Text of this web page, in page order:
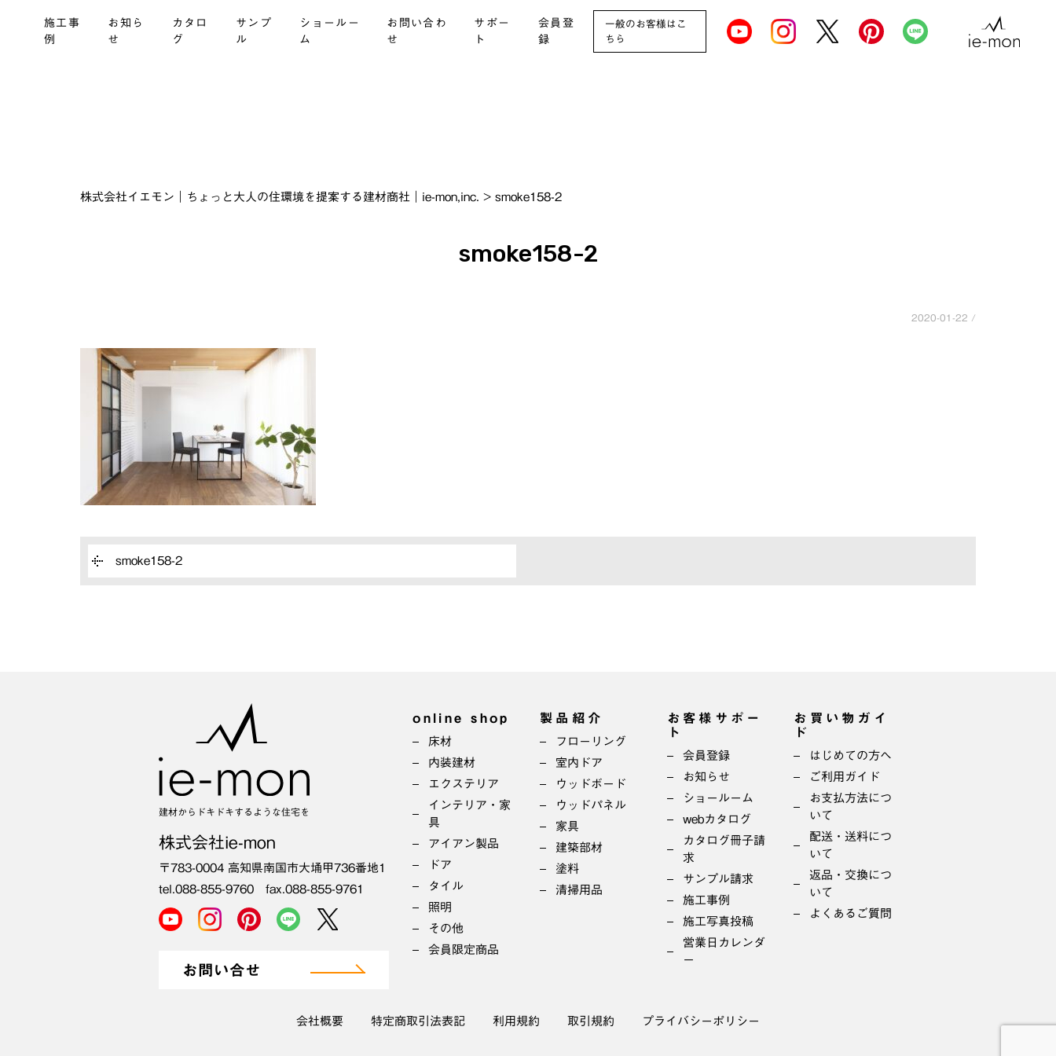
施工事
例
お知ら
せ
カタロ
グ
サンプ
ル
ショールー
ム
お問い合わ
せ
サポー
ト
会員登
録
一般のお客様はこ
ちら
株式会社イエモン｜ちょっと大人の住環境を提案する建材商社｜ie-mon,inc. > smoke158-2
smoke158-2
2020-01-22 /
smoke158-2
建材からドキドキするような住宅を
株式会社ie-mon
〒783-0004 高知県南国市大埇甲736番地1
tel.088-855-9760 fax.088-855-9761
お問い合せ
online shop
床材
内装建材
エクステリア
インテリア・家
具
アイアン製品
ドア
タイル
照明
その他
会員限定商品
製品紹介
フローリング
室内ドア
ウッドボード
ウッドパネル
家具
建築部材
塗料
清掃用品
お客様サポー
ト
会員登録
お知らせ
ショールーム
webカタログ
カタログ冊子請
求
サンプル請求
施工事例
施工写真投稿
営業日カレンダ
ー
お買い物ガイ
ド
はじめての方へ
ご利用ガイド
お支払方法につ
いて
配送・送料につ
いて
返品・交換につ
いて
よくあるご質問
会社概要 特定商取引法表記 利用規約 取引規約 プライバシーポリシー